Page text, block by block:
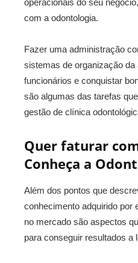
operacionais do seu
com a odontologia.
Fazer uma administração
sistemas de organização da
funcionários e conquistar
são algumas das tarefas
gestão de clínica
Quer faturar
Conheça a
Além dos pontos que
conhecimento adquirido por
no mercado são aspectos
para conseguir resultados a